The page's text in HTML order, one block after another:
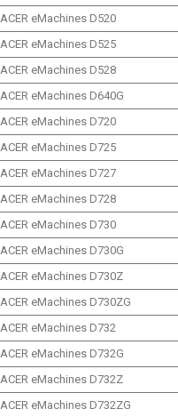
ACER eMachines D520
ACER eMachines D525
ACER eMachines D528
ACER eMachines D640G
ACER eMachines D720
ACER eMachines D725
ACER eMachines D727
ACER eMachines D728
ACER eMachines D730
ACER eMachines D730G
ACER eMachines D730Z
ACER eMachines D730ZG
ACER eMachines D732
ACER eMachines D732G
ACER eMachines D732Z
ACER eMachines D732ZG